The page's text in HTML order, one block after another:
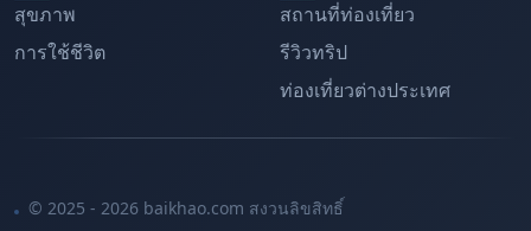
สุขภาพ
การใช้ชีวิต
สถานที่ท่องเที่ยว
รีวิวทริป
ท่องเที่ยวต่างประเทศ
© 2025 - 2026 baikhao.com สงวนลิขสิทธิ์